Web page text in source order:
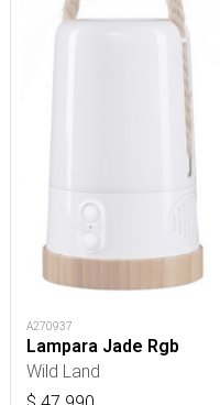
A270937
Lampara Jade Rgb
Wild Land